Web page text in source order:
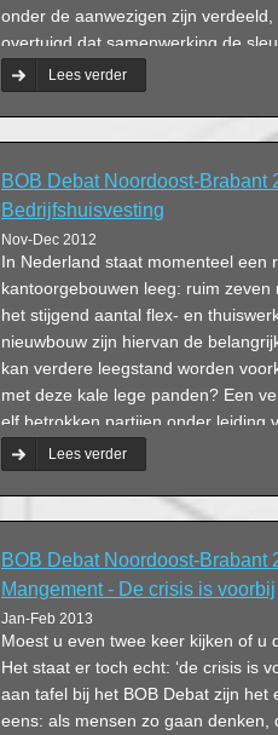
onder de aanwezigen zijn
overtuigd dat samenwerking de
Lees verder
BOB Debat Noordoost-Brabant
Bedrijfshuisvesting
Nov-Dec 2012
In Nederland staat momenteel een
kantoorgebouwen leeg: ruim zeven
het stijgend aantal flex- en
nieuwbouw zijn hiervan de
kan verdere leegstand worden
met deze kale lege panden? Een
elf betrokken partijen onder leiding
communicatiespecialist Bert Damen.
Lees verder
BOB Debat Noordoost-Brabant
Mangement - De crisis is voorbij
Jan-Feb 2013
Moest u even twee keer kijken of u
Het staat er toch echt: ‘de crisis is
aan tafel bij het BOB Debat zijn het
eens: als mensen zo gaan denken,